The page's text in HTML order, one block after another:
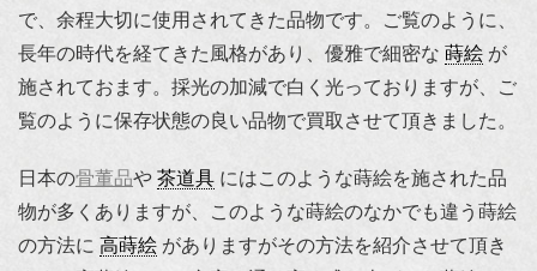
で、余程大切に使用されてきた品物です。ご覧のように、
長年の時代を経てきた風格があり、優雅で細密な 蒔絵 が
施されておます。採光の加減で白く光っておりますが、ご
覧のように保存状態の良い品物で買取させて頂きました。
日本の骨董品や 茶道具 にはこのような蒔絵を施された品
物が多くありますが、このような蒔絵のなかでも違う蒔絵
の方法に 高蒔絵 がありますがその方法を紹介させて頂き